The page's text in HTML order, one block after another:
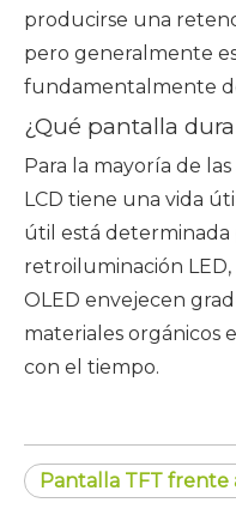
producirse una
pero generalmente
fundamentalmente
¿Qué pantalla
Para la mayoría de
LCD tiene una vida
útil está
retroiluminación
OLED envejecen
materiales orgánicos
con el tiempo.
Pantalla TFT frente